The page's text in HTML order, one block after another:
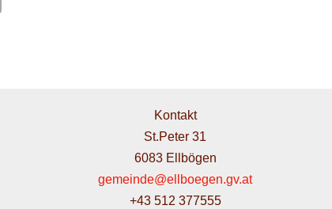
Kontakt
St.Peter 31
6083 Ellbögen
gemeinde@ellboegen.gv.at
+43 512 377555